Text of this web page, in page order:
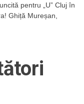
pentru „U” Cluj în
Ghiță Mureșan,